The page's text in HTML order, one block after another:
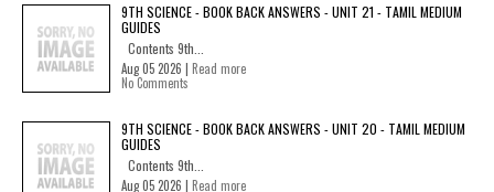
9TH SCIENCE - BOOK BACK ANSWERS - UNIT 21 - TAMIL MEDIUM
GUIDES
Contents 9th...
Aug 05 2026 | Read more
No Comments
9TH SCIENCE - BOOK BACK ANSWERS - UNIT 20 - TAMIL MEDIUM
GUIDES
Contents 9th...
Aug 05 2026 | Read more